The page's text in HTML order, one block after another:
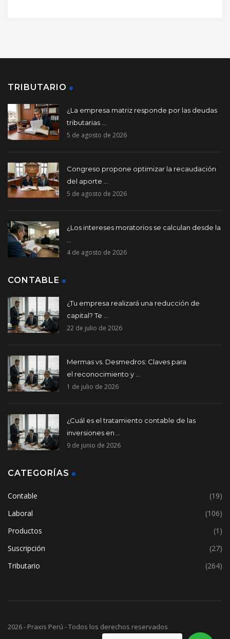
TRIBUTARIO
¿La empresa matriz responde por las deudas
tributarias ...
5 de agosto de 2026
Congreso propone optimizar la recaudación
del aporte ...
5 de agosto de 2026
¿Los intereses moratorios se calculan desde la
4 de agosto de 2026
CONTABLE
¿Tu empresa realizará una reducción de
capital? Te ...
22 de julio de 2026
Mermas vs. Desmedros: Claves para
el reconocimiento y ...
1 de julio de 2026
¿Cuál es el tratamiento contable de las
inversiones en ...
9 de junio de 2026
CATEGORÍAS
Contable
(19)
Laboral
(106)
Productos
(1)
Suscripción
(27)
Tributario
(264)
2026 - Praxis Perú - Todos los derechos reservados